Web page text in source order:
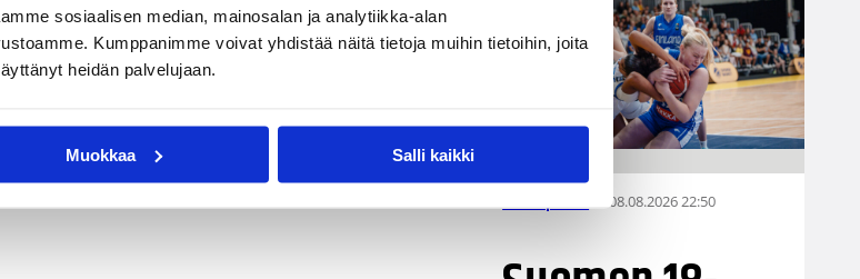
sosiaalisen median, mainosalan ja analytiikka-alan
Kumppanimme voivat yhdistää näitä tietoja muihin tietoihin, joita
heidän palvelujaan.
Muokkaa Salli kaikki
08.08.2026 22:50